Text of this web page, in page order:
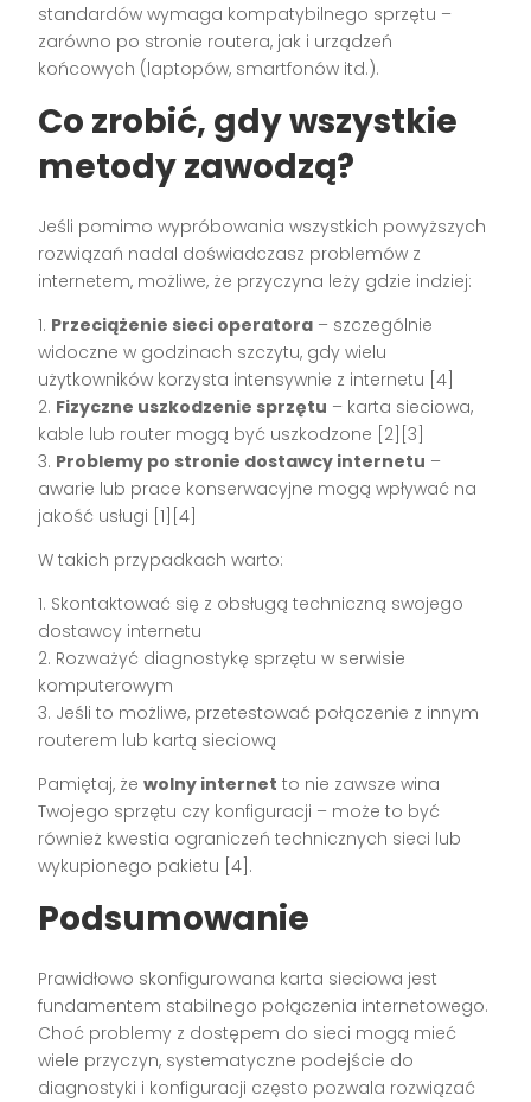
standardów wymaga kompatybilnego sprzętu –
zarówno po stronie routera, jak i urządzeń
końcowych (laptopów, smartfonów itd.).
Co zrobić, gdy wszystkie
metody zawodzą?
Jeśli pomimo wypróbowania wszystkich powyższych
rozwiązań nadal doświadczasz problemów z
internetem, możliwe, że przyczyna leży gdzie indziej:
1. Przeciążenie sieci operatora – szczególnie
widoczne w godzinach szczytu, gdy wielu
użytkowników korzysta intensywnie z internetu [4]
2. Fizyczne uszkodzenie sprzętu – karta sieciowa,
kable lub router mogą być uszkodzone [2][3]
3. Problemy po stronie dostawcy internetu –
awarie lub prace konserwacyjne mogą wpływać na
jakość usługi [1][4]
W takich przypadkach warto:
1. Skontaktować się z obsługą techniczną swojego
dostawcy internetu
2. Rozważyć diagnostykę sprzętu w serwisie
komputerowym
3. Jeśli to możliwe, przetestować połączenie z innym
routerem lub kartą sieciową
Pamiętaj, żewolny internet to nie zawsze wina
Twojego sprzętu czy konfiguracji – może to być
również kwestia ograniczeń technicznych sieci lub
wykupionego pakietu [4].
Podsumowanie
Prawidłowo skonfigurowana karta sieciowa jest
fundamentem stabilnego połączenia internetowego.
Choć problemy z dostępem do sieci mogą mieć
wiele przyczyn, systematyczne podejście do
diagnostyki i konfiguracji często pozwala rozwiązać